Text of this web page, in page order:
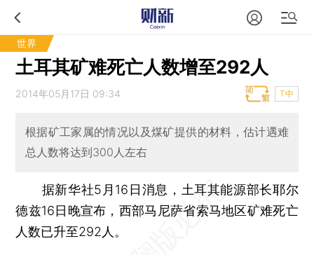
世界
土耳其矿难死亡人数增至292人
2014年05月17日 09:34 T中
根据矿工家属的情况以及煤矿提供的材料，估计遇难
总人数将达到300人左右
据新华社5月16日消息，土耳其能源部长耶尔
德兹16日晚宣布，西部马尼萨省索马地区矿难死亡
人数已升至292人。